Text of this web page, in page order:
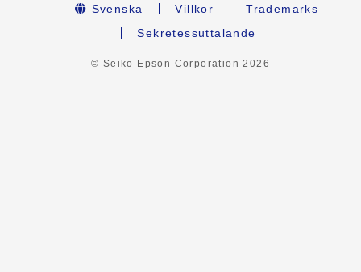
Svenska Villkor
Trademarks
Sekretessuttalande
© Seiko Epson Corporation2026